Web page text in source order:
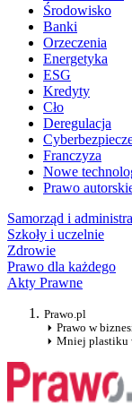
Środowisko
Banki
Orzeczenia
Energetyka
ESG
Kredyty
Cło
Deregulacja
Franczyza
Nowe
Prawo
Samorząd i
Szkoły i uczelnie
Zdrowie
Prawo dla każdego
Akty Prawne
Prawo.pl
Prawo w
Mniej plastiku